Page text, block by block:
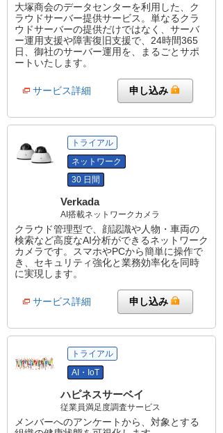
大塚商会のデータセンターを利用した、ク
ラウドサーバー提供サービス。単なるクラ
ウドサーバーの提供だけではなく、サーバ
ー運用支援や障害復旧支援で、24時間365
日、御社のサーバー運用を、まるごとサポ
ートいたします。
サービス詳細 申し込み
トライアル
ネットワーク
30 日間
Verkada
AI搭載ネットワークカメラ
クラウド管理型で、顔認識や人物・車両の
検索など高度なAI分析ができるネットワーク
カメラです。スマホやPCから簡単に操作で
き、セキュリティ強化と業務効率化を同時
に実現します。
サービス詳細 申し込み
トライアル
AI・IoT
ハピネスサーベイ
従業員満足度調査サービス
メンバーへのアンケートから、対象とする